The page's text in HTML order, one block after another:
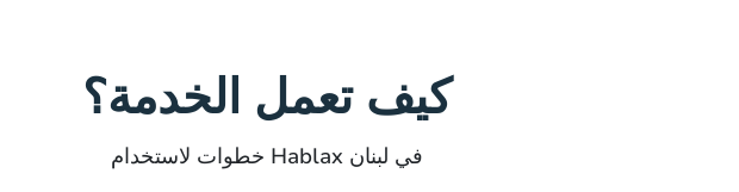
كيف تعمل الخدمة؟
خطوات لاستخدام Hablax في لبنان